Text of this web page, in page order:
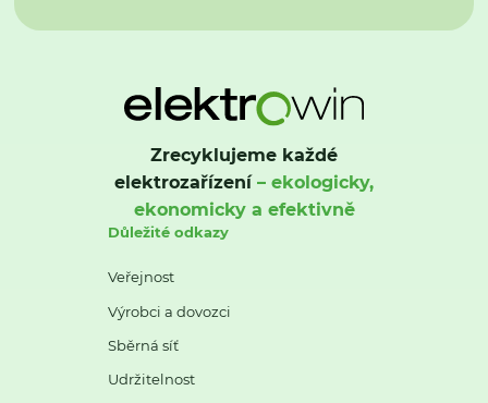
Zrecyklujeme každé
elektrozařízení– ekologicky,
ekonomicky a efektivně
Důležité odkazy
Veřejnost
Výrobci a dovozci
Sběrná síť
Udržitelnost